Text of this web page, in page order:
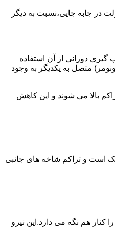
در جابه جایی،نسبت به دیگر
که در صنعت قالب گیری دورانی از آن استفاده
متصل به یکدیگر به وجود
بالا می شوند و این کاهش
مورد می باشد که طول زنجیره های پلی اتیلن سنگین ۵۰ بار بلندتر از پلی اتیلن سبک است و تراکم شاخه های جانبی
کنار هم نگه می دارد.این نیرو